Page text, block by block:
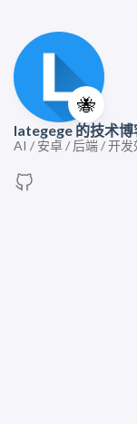
🐝
lategege 的技术博
AI / 安卓 / 后端 / 开发